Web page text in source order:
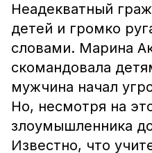
Неадекватный
детей и громко
словами. Марина
скомандовала
мужчина начал
Но, несмотря на
злоумышленника
Известно, что